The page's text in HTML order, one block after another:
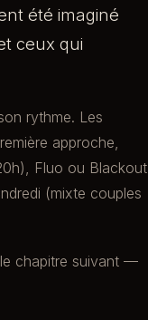
été imaginé
ceux qui
rythme. Les
approche,
Fluo ou Blackout
(mixte couples
chapitre suivant —